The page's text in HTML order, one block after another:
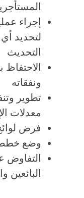
إجراء
لتحديد
التحديث
الاحتفاظ
ونفقاته
تطوير
معدلات
فرض
وضع خطط
التفاوض
البائعين